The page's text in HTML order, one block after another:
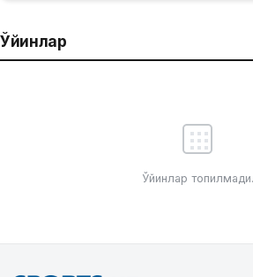
Ўйинлар
Ўйинлар топилмади.